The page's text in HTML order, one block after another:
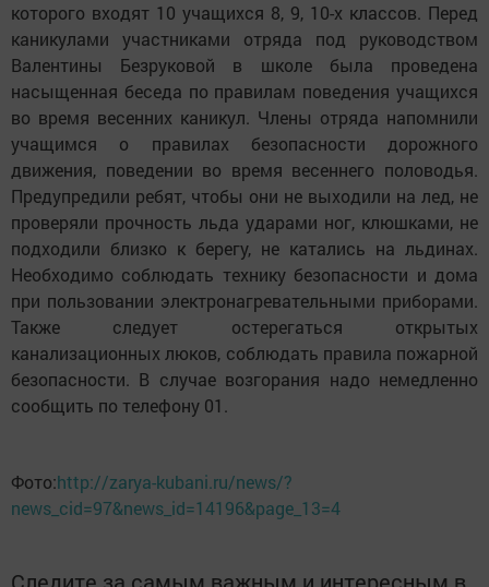
которого входят 10 учащихся 8, 9, 10-х классов. Перед
каникулами участниками отряда под руководством
Валентины Безруковой в школе была проведена
насыщенная беседа по правилам поведения учащихся
во время весенних каникул. Члены отряда напомнили
учащимся о правилах безопасности дорожного
движения, поведении во время весеннего половодья.
Предупредили ребят, чтобы они не выходили на лед, не
проверяли прочность льда ударами ног, клюшками, не
подходили близко к берегу, не катались на льдинах.
Необходимо соблюдать технику безопасности и дома
при пользовании электронагревательными приборами.
Также следует остерегаться открытых
канализационных люков, соблюдать правила пожарной
безопасности. В случае возгорания надо немедленно
сообщить по телефону 01.
Фото:http://zarya-kubani.ru/news/?
news_cid=97&news_id=14196&page_13=4